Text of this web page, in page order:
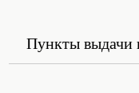
Пункты выдачи